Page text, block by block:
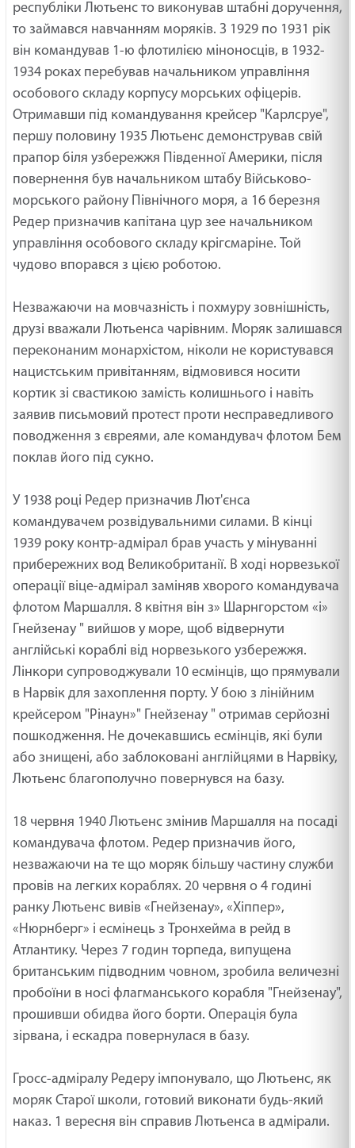
республіки Лютьенс то виконував штабні доручення,
то займався навчанням моряків. З 1929 по 1931 рік
він командував 1-ю флотилією міноносців, в 1932-
1934 роках перебував начальником управління
особового складу корпусу морських офіцерів.
Отримавши під командування крейсер "Карлсруе",
першу половину 1935 Лютьенс демонстрував свій
прапор біля узбережжя Південної Америки, після
повернення був начальником штабу Військово-
морського району Північного моря, а 16 березня
Редер призначив капітана цур зее начальником
управління особового складу крігсмаріне. Той
чудово впорався з цією роботою.
Незважаючи на мовчазність і похмуру зовнішність,
друзі вважали Лютьенса чарівним. Моряк залишався
переконаним монархістом, ніколи не користувався
нацистським привітанням, відмовився носити
кортик зі свастикою замість колишнього і навіть
заявив письмовий протест проти несправедливого
поводження з євреями, але командувач флотом Бем
поклав його під сукно.
У 1938 році Редер призначив Лют'єнса
командувачем розвідувальними силами. В кінці
1939 року контр-адмірал брав участь у мінуванні
прибережних вод Великобританії. В ході норвезької
операції віце-адмірал заміняв хворого командувача
флотом Маршалля. 8 квітня він з» Шарнгорстом «і»
Гнейзенау " вийшов у море, щоб відвернути
англійські кораблі від норвезького узбережжя.
Лінкори супроводжували 10 есмінців, що прямували
в Нарвік для захоплення порту. У бою з лінійним
крейсером "Рінаун»" Гнейзенау " отримав серйозні
пошкодження. Не дочекавшись есмінців, які були
або знищені, або заблоковані англійцями в Нарвіку,
Лютьенс благополучно повернувся на базу.
18 червня 1940 Лютьенс змінив Маршалля на посаді
командувача флотом. Редер призначив його,
незважаючи на те що моряк більшу частину служби
провів на легких кораблях. 20 червня о 4 годині
ранку Лютьенс вивів «Гнейзенау», «Хіппер»,
«Нюрнберг» і есмінець з Тронхейма в рейд в
Атлантику. Через 7 годин торпеда, випущена
британським підводним човном, зробила величезні
пробоїни в носі флагманського корабля "Гнейзенау",
прошивши обидва його борти. Операція була
зірвана, і ескадра повернулася в базу.
Гросс-адміралу Редеру імпонувало, що Лютьенс, як
моряк Старої школи, готовий виконати будь-який
наказ. 1 вересня він справив Лютьенса в адмірали.